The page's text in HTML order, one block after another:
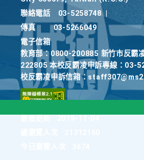
聯絡電話
03-5258748
傳真
03-5266049
電子信箱
教育部：0800-200885 新竹市反霸
222805 本校反霸凌申訴專線：03-
校反霸凌申訴信箱：